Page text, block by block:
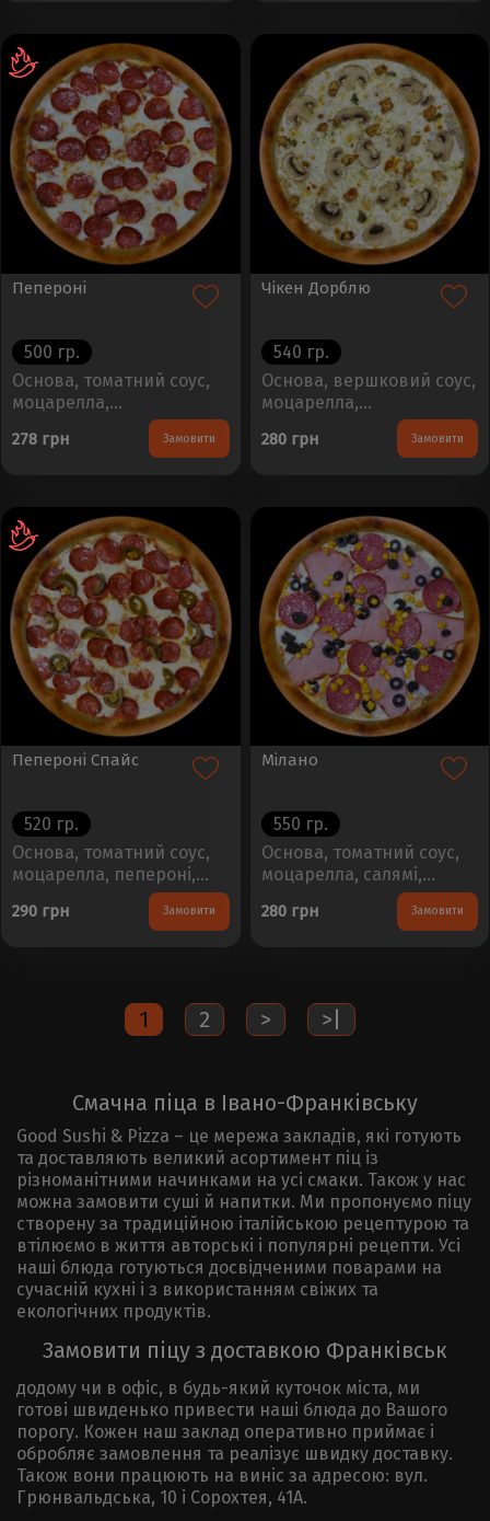
Пепероні
500 гр.
Основа, томатний соус,
моцарелла,
пепероніРозмір - 30см,
Вага - 450±50г..
278 грн Замовити
Чікен Дорблю
540 гр.
Основа, вершковий соус,
моцарелла,
шампіньйони, дорблю,
куркаРозмір - 30см, Вага
280 грн Замовити
Пепероні Спайс
520 гр.
Основа, томатний соус,
моцарелла, пепероні,
халапеньоРозмір - 30см,
Вага - 450±50г..
290 грн Замовити
Мілано
550 гр.
Основа, томатний соус,
моцарелла, салямі,
шинка, кукурудза,
маслиниРозмір - 30см,
280 грн Замовити
1 2 > >|
Смачна піца в Івано-Франківську
Good Sushi & Pizza – це мережа закладів, які готують
та доставляють великий асортимент піц із
різноманітними начинками на усі смаки. Також у нас
можна замовити суші й напитки. Ми пропонуємо піцу
створену за традиційною італійською рецептурою та
втілюємо в життя авторські і популярні рецепти. Усі
наші блюда готуються досвідченими поварами на
сучасній кухні і з використанням свіжих та
екологічних продуктів.
Замовити піцу з доставкою Франківськ
додому чи в офіс, в будь-який куточок міста, ми
готові швиденько привести наші блюда до Вашого
порогу. Кожен наш заклад оперативно приймає і
обробляє замовлення та реалізує швидку доставку.
Також вони працюють на виніс за адресою: вул.
Грюнвальдська, 10 і Сорохтея, 41А.